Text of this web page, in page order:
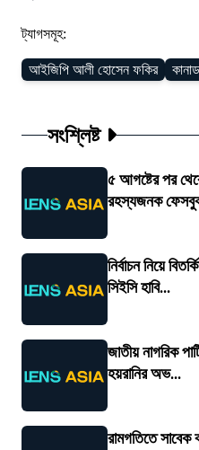
ট্যাগসমূহ:
আইজিপি আলী হোসেন ফকির
সংশ্লিষ্ট
৫ আগষ্টের পর
রহস্যজনক
নির্বাচন নিয়ে
সিইসি হাবি...
জাতীয় নাগরিক
হয়রানির অভ...
রামগতিতে